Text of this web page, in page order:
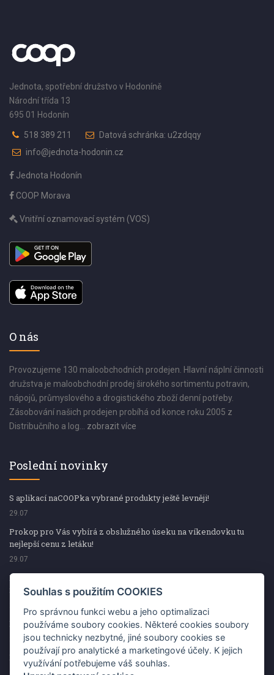
Jednota, spotřební družstvo v Hodoníně
Národní třída 13
695 01 Hodonín
518 389 211
Datová schránka: u2zdqqy
info@jednota-hodonin.cz
Jednota Hodonín
COOP Morava
Vnitřní oznamovací systém (VOS)
O nás
Provozujeme 130 maloobchodních prodejen. Hlavní náplní činnosti
družstva je maloobchodní prodej širokého sortimentu potravin,
nápojů, průmyslového a drogistického zboží denní potřeby.
Zásobování našich prodejen probíhá od konce roku 2005 z
Distribučního a log... zobrazit více
Poslední novinky
S aplikací naCOOPka vybrané produkty ještě levněji!
29.07
Prokop pro Vás vybírá z obslužného úseku na víkendovku tu
nejlepší cenu z letáku!
29.07
Prokop pro Vás vybírá z obslužného úseku na víkendovku tu
nejlepší cenu z letáku!
Kup špekáčky od Váhaly a vyhraj s naCOOPkou sekerku Fiskars
29.07
Prokop pro Vás vybírá na víkendovku ty nejlepší ceny z letáku!
29.07
Souhlas s použitím COOKIES
Pro správnou funkci webu a jeho optimalizaci
používáme soubory cookies. Některé cookies soubory
jsou technicky nezbytné, jiné soubory cookies se
používají pro analytické a marketingové účely. K jejich
využívání potřebujeme váš souhlas.